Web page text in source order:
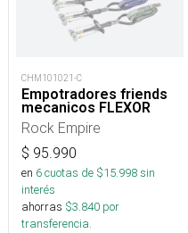
CHM101021-C
Empotradores friends
mecanicos FLEXOR
Rock Empire
$ 95.990
en 6cuotas de $15.998sin
interés
ahorras $3.840 por
transferencia.